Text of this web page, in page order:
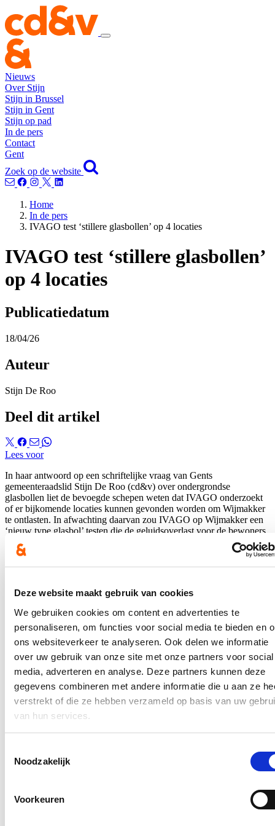
Deze website maakt gebruik van cookies
We gebruiken cookies om content en advertenties te
personaliseren, om functies voor social media te bieden en
ons websiteverkeer te analyseren. Ook delen we informatie
over uw gebruik van onze site met onze partners voor social
media, adverteren en analyse. Deze partners kunnen deze
gegevens combineren met andere informatie die u aan ze
verstrekt of die ze hebben verzameld op basis van uw
van hun services.
Noodzakelijk
Voorkeuren
Nieuws
Over Stijn
Stijn in Brussel
Stijn in Gent
Stijn op pad
In de pers
Contact
Gent
Zoek op de website
Home
In de pers
IVAGO test ‘stillere glasbollen’ op 4 locaties
IVAGO test ‘stillere glasbollen’
op 4 locaties
Publicatiedatum
18/04/26
Auteur
Stijn De Roo
Deel dit artikel
Lees voor
In haar antwoord op een schriftelijke vraag van Gents
gemeenteraadslid Stijn De Roo (cd&v) over ondergrondse
glasbollen liet de bevoegde schepen weten dat IVAGO onderzoekt
of er bijkomende locaties kunnen gevonden worden om Wijmakker
te ontlasten. In afwachting daarvan zou IVAGO op Wijmakker een
‘nieuw type glasbol’ testen die de geluidsoverlast voor de bewoners
verder zou moeten beperken.
In de pers
Nieuwe speeltuin in Ter Durmenpark komt er nog
05/08/26
Speelzones in de buurt zijn belangrijke ontmoetingsplaatsen voor
kinderen, ouders en buurtbewoners. Ze dragen bij aan de
leefbaarheid van de wijk en bieden kinderen de mogelijkheid om